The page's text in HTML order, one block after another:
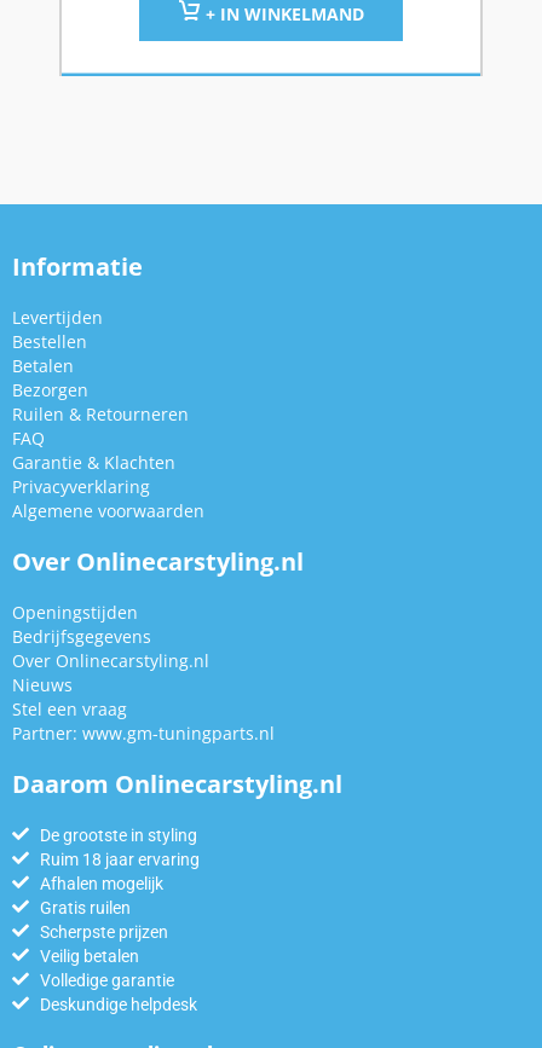
+ IN WINKELMAND
Informatie
Levertijden
Bestellen
Betalen
Bezorgen
Ruilen & Retourneren
FAQ
Garantie & Klachten
Privacyverklaring
Algemene voorwaarden
Over Onlinecarstyling.nl
Openingstijden
Bedrijfsgegevens
Over Onlinecarstyling.nl
Nieuws
Stel een vraag
Partner: www.gm-tuningparts.nl
Daarom Onlinecarstyling.nl
De grootste in styling
Ruim 18 jaar ervaring
Afhalen mogelijk
Gratis ruilen
Scherpste prijzen
Veilig betalen
Volledige garantie
Deskundige helpdesk